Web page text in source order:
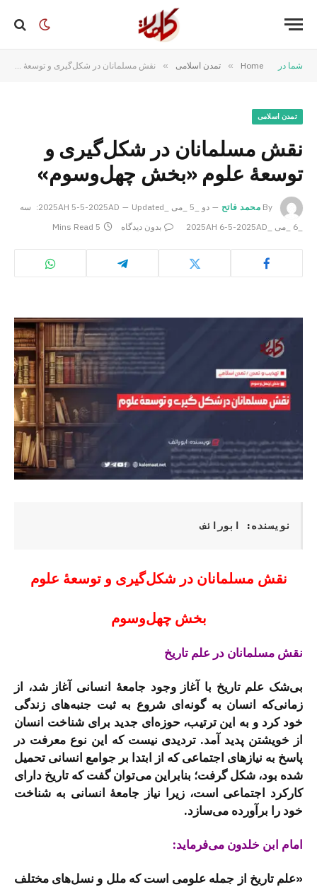
شما در Home
» تمدن اسلامی » نقش مسلمانان در شکل‌گیری و توسعۀ علوم «بخش چهل‌وسوم»
تمدن اسلامی
نقش مسلمانان در شکل‌گیری و
توسعۀ علوم «بخش چهل‌وسوم»
By محمد فاتح دو _5 _می _2025AH 5-5-2025AD Updated:
سه
بدون دیدگاه 5 Mins Read
نویسنده: ابورائف
نقش مسلمانان در شکل‌گیری و توسعۀ علوم
بخش چهل‌وسوم
نقش مسلمانان در علم تاریخ
بی‌شک علم تاریخ با آغاز وجود جامعۀ انسانی آغاز شد، از
زمانی‌که انسان به گونه‌ای شروع به ثبت جنبه‌های زندگی
خود کرد و به این ترتیب، حوزه‌ای جدید برای شناخت انسان
از خویشتن پدید آمد. تردیدی نیست که این نوع معرفت در
پاسخ به نیازهای اجتماعی که از ابتدا بر جوامع انسانی تحمیل
شده بود، شکل گرفت؛ بنابراین می‌توان گفت که تاریخ دارای
کارکرد اجتماعی است، زیرا نیاز جامعۀ انسانی به شناخت
خود را برآورده می‌سازد.
امام ابن خلدون می‌فرماید:
«علم تاریخ از جمله علومی است که ملل و نسل‌های مختلف